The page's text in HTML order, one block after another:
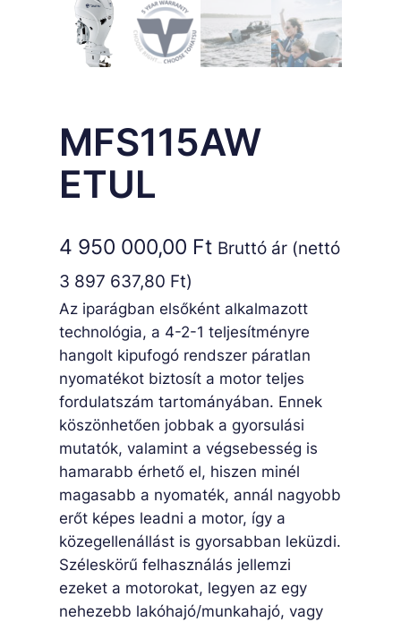
MFS115AW
ETUL
4 950 000,00 Ft Bruttó ár (nettó
3 897 637,80 Ft)
Az iparágban elsőként alkalmazott
technológia, a 4-2-1 teljesítményre
hangolt kipufogó rendszer páratlan
nyomatékot biztosít a motor teljes
fordulatszám tartományában. Ennek
köszönhetően jobbak a gyorsulási
mutatók, valamint a végsebesség is
hamarabb érhető el, hiszen minél
magasabb a nyomaték, annál nagyobb
erőt képes leadni a motor, így a
közegellenállást is gyorsabban leküzdi.
Széleskörű felhasználás jellemzi
ezeket a motorokat, legyen az egy
nehezebb lakóhajó/munkahajó, vagy